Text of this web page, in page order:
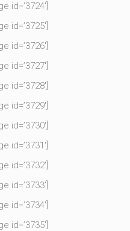
id=’3724′]
id=’3725′]
id=’3726′]
id=’3727′]
id=’3728′]
id=’3729′]
id=’3730′]
id=’3731′]
id=’3732′]
id=’3733′]
id=’3734′]
id=’3735′]